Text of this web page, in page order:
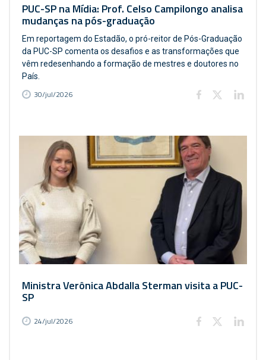
PUC-SP na Mídia: Prof. Celso Campilongo analisa
mudanças na pós-graduação
Em reportagem do Estadão, o pró-reitor de Pós-Graduação
da PUC-SP comenta os desafios e as transformações que
vêm redesenhando a formação de mestres e doutores no
País.
30/jul/2026
Ministra Verônica Abdalla Sterman visita a PUC-
SP
24/jul/2026